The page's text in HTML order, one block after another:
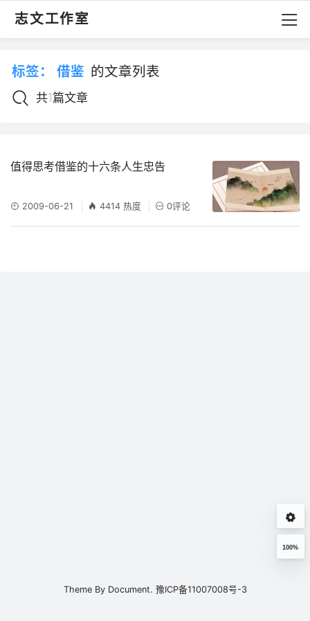
志文工作室
标签： 借鉴 的文章列表
共1篇文章
值得思考借鉴的十六条人生忠告
2009-06-21 4414 热度 0评论
100%
Theme By Document. 豫ICP备11007008号-3